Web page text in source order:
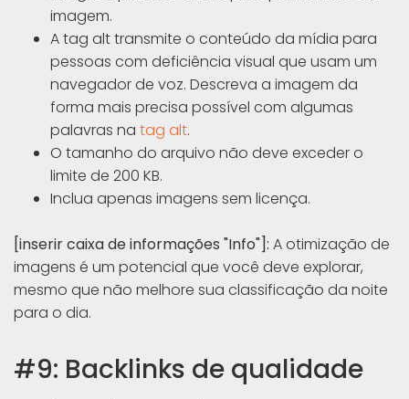
imagem.
A tag alt transmite o conteúdo da mídia para
pessoas com deficiência visual que usam um
navegador de voz. Descreva a imagem da
forma mais precisa possível com algumas
palavras na tag alt.
O tamanho do arquivo não deve exceder o
limite de 200 KB.
Inclua apenas imagens sem licença.
[inserir caixa de informações "Info"]: A otimização de
imagens é um potencial que você deve explorar,
mesmo que não melhore sua classificação da noite
para o dia.
#9: Backlinks de qualidade